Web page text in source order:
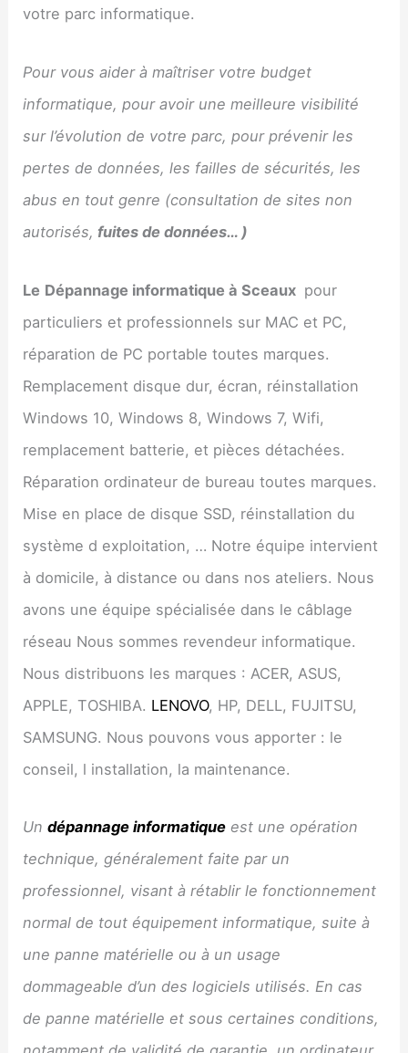
votre parc informatique.
Pour vous aider à maîtriser votre budget
informatique, pour avoir une meilleure visibilité
sur l’évolution de votre parc, pour prévenir les
pertes de données, les failles de sécurités, les
abus en tout genre (consultation de sites non
autorisés, fuites de données… )
Le Dépannage informatique àSceaux pour
particuliers et professionnels sur MAC et PC,
réparation de PC portable toutes marques.
Remplacement disque dur, écran, réinstallation
Windows 10, Windows 8, Windows 7, Wifi,
remplacement batterie, et pièces détachées.
Réparation ordinateur de bureau toutes marques.
Mise en place de disque SSD, réinstallation du
système d exploitation, … Notre équipe intervient
à domicile, à distance ou dans nos ateliers. Nous
avons une équipe spécialisée dans le câblage
réseau Nous sommes revendeur informatique.
Nous distribuons les marques : ACER, ASUS,
APPLE, TOSHIBA. LENOVO, HP, DELL, FUJITSU,
SAMSUNG. Nous pouvons vous apporter : le
conseil, l installation, la maintenance.
Undépannage informatique est une opération
technique, généralement faite par un
professionnel, visant à rétablir le fonctionnement
normal de tout équipement informatique, suite à
une panne matérielle ou à un usage
dommageable d’un des logiciels utilisés. En cas
de panne matérielle et sous certaines conditions,